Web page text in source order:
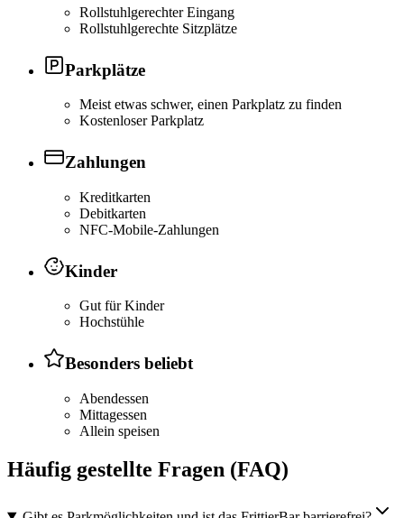
Rollstuhlgerechter Eingang
Rollstuhlgerechte Sitzplätze
Parkplätze
Meist etwas schwer, einen Parkplatz zu finden
Kostenloser Parkplatz
Zahlungen
Kreditkarten
Debitkarten
NFC-Mobile-Zahlungen
Kinder
Gut für Kinder
Hochstühle
Besonders beliebt
Abendessen
Mittagessen
Allein speisen
Häufig gestellte Fragen (FAQ)